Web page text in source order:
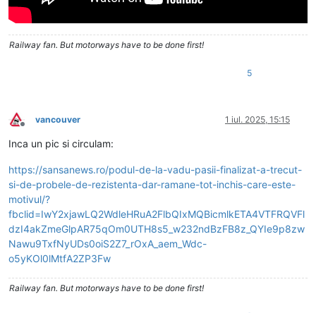
Railway fan. But motorways have to be done first!
5
Deconectat
vancouver 1 iul. 2025, 15:15
Inca un pic si circulam:
https://sansanews.ro/podul-de-la-vadu-pasii-finalizat-a-trecut-
si-de-probele-de-rezistenta-dar-ramane-tot-inchis-care-este-
motivul/?
fbclid=IwY2xjawLQ2WdleHRuA2FlbQIxMQBicmlkETA4VTFRQVFl
dzI4akZmeGlpAR75qOm0UTH8s5_w232ndBzFB8z_QYIe9p8zw
Nawu9TxfNyUDs0oiS2Z7_rOxA_aem_Wdc-
o5yKOl0lMtfA2ZP3Fw
Railway fan. But motorways have to be done first!